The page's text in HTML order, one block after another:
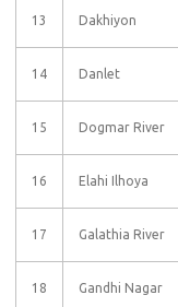
13 Dakhiyon
14 Danlet
15 Dogmar River
16 Elahi Ilhoya
17 Galathia River
18 Gandhi Nagar